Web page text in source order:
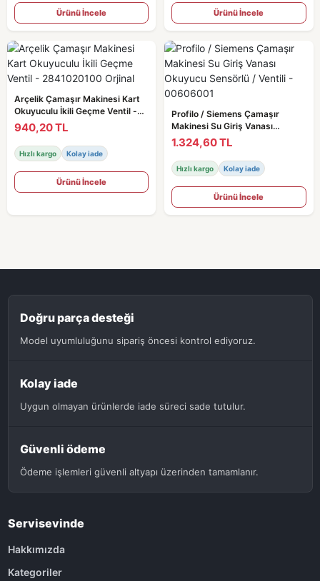
Ürünü İncele Ürünü İncele
Arçelik Çamaşır Makinesi Kart
Okuyuculu İkili Geçme Ventil -
2841020100 Orjinal
940,20 TL
Hızlı kargo Kolay iade
Ürünü İncele
Profilo / Siemens Çamaşır
Makinesi Su Giriş Vanası
Okuyucu Sensörlü / Ventili -
00606001
1.324,60 TL
Hızlı kargo Kolay iade
Ürünü İncele
Doğru parça desteği
Model uyumluluğunu sipariş öncesi kontrol ediyoruz.
Kolay iade
Uygun olmayan ürünlerde iade süreci sade tutulur.
Güvenli ödeme
Ödeme işlemleri güvenli altyapı üzerinden tamamlanır.
Servisevinde
Hakkımızda
Kategoriler